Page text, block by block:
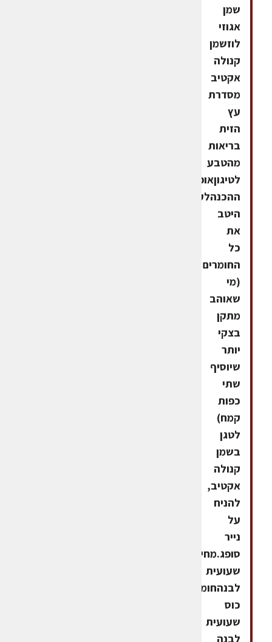
שמן
אגוזי
לוזשמן
קנולה
אקטיב
מסדרת
עץ
הזית
בריאות
מהטבע
לטיגוןאופן
ההכנהלערבב
היטב
את
כל
החומרים
(מי
שאוהב
מתקן
בצקי
יותר
שיוסיף
שתי
כפות
קמח)
לטגן
בשמן
קנולה
אקטיב,
להניח
על
נייר
סופג.מחית
שעועית
כוס
שעועית
לבנה